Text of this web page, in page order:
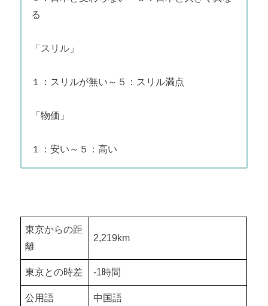
る
「スリル」
１：スリルが無い～５：スリル満点
「物価」
１：安い～５：高い
東京からの距
離
2,219km
東京との時差 -1時間
公用語 中国語